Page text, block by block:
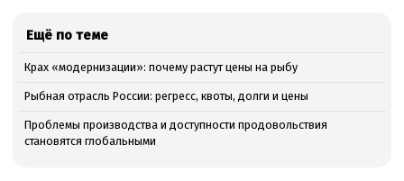
Ещё по теме
Крах «модернизации»: почему растут цены на рыбу
Рыбная отрасль России: регресс, квоты, долги и цены
Проблемы производства и доступности продовольствия
становятся глобальными